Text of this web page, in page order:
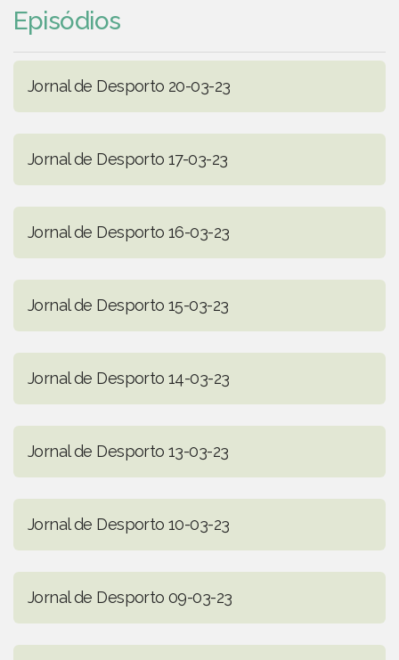
Episódios
Jornal de Desporto 20-03-23
Jornal de Desporto 17-03-23
Jornal de Desporto 16-03-23
Jornal de Desporto 15-03-23
Jornal de Desporto 14-03-23
Jornal de Desporto 13-03-23
Jornal de Desporto 10-03-23
Jornal de Desporto 09-03-23